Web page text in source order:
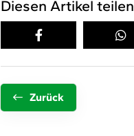
Diesen Artikel teilen
Zurück